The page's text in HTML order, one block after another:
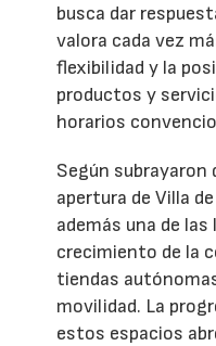
busca dar
valora cada vez
flexibilidad y la
productos y
horarios
Según subrayaron
apertura de Villa
además una de
crecimiento de la
tiendas
movilidad. La
estos espacios